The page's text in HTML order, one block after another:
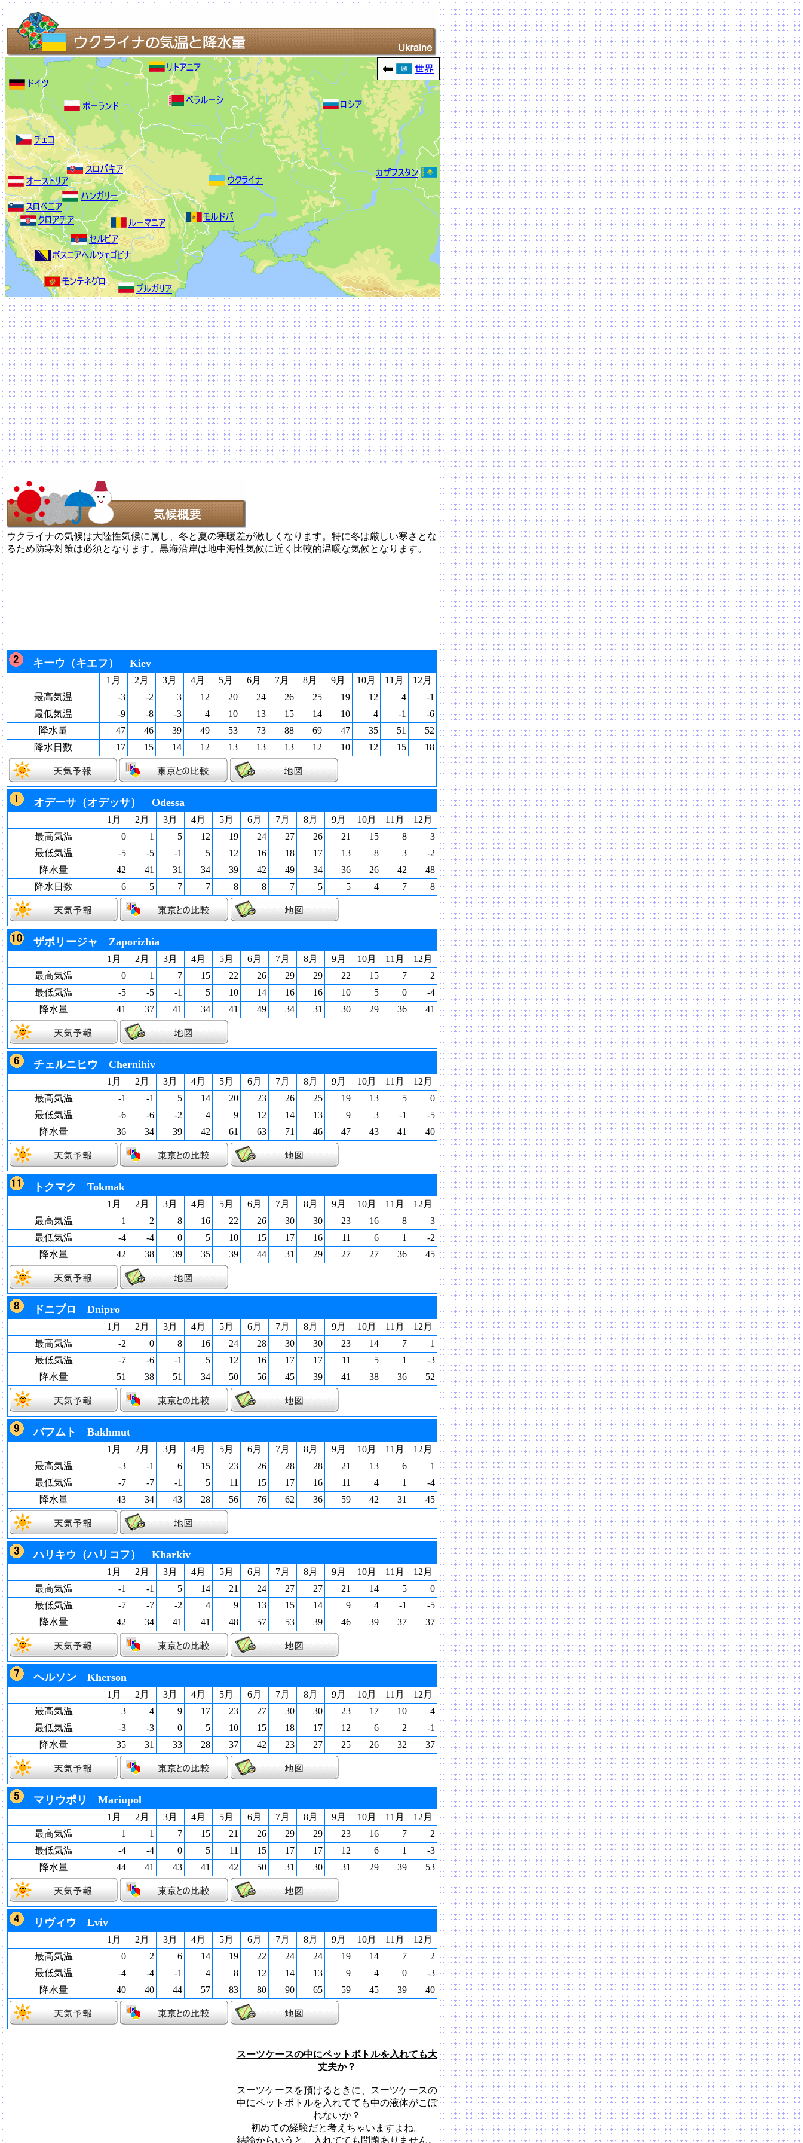
ウクライナの気候は大陸性気候に属し、冬と夏の寒暖差が激しくなります。特に冬は厳しい寒さとな
るため防寒対策は必須となります。黒海沿岸は地中海性気候に近く比較的温暖な気候となります。
キーウ（キエフ） Kiev
1月 2月 3月 4月 5月 6月 7月 8月 9月 10月 11月
12月
最高気温
-3 -2 3 12 20 24 26 25 19 12 4
-1
最低気温
-9 -8 -3 4 10 13 15 14 10 4 -1
-6
降水量
47 46 39 49 53 73 88 69 47 35 51
52
降水日数
17 15 14 12 13 13 13 12 10 12 15 18
オデーサ（オデッサ） Odessa
1月 2月 3月 4月 5月 6月 7月 8月 9月 10月 11月
12月
最高気温
0 1 5 12 19 24 27 26 21 15 8
3
最低気温
-5 -5 -1 5 12 16 18 17 13 8 3
-2
降水量
42 41 31 34 39 42 49 34 36 26 42
48
降水日数
6 5 7 7 8 8 7 5 5 4 7 8
ザポリージャ Zaporizhia
1月 2月 3月 4月 5月 6月 7月 8月 9月 10月 11月
12月
最高気温
0 1 7 15 22 26 29 29 22 15 7
2
最低気温
-5 -5 -1 5 10 14 16 16 10 5 0
-4
降水量
41 37 41 34 41 49 34 31 30 29 36 41
チェルニヒウ Chernihiv
1月 2月 3月 4月 5月 6月 7月 8月 9月 10月 11月
12月
最高気温
-1 -1 5 14 20 23 26 25 19 13 5
0
最低気温
-6 -6 -2 4 9 12 14 13 9 3 -1
-5
降水量
36 34 39 42 61 63 71 46 47 43 41 40
トクマク Tokmak
1月 2月 3月 4月 5月 6月 7月 8月 9月 10月 11月
12月
最高気温
1 2 8 16 22 26 30 30 23 16 8
3
最低気温
-4 -4 0 5 10 15 17 16 11 6 1
-2
降水量
42 38 39 35 39 44 31 29 27 27 36 45
ドニプロ Dnipro
1月 2月 3月 4月 5月 6月 7月 8月 9月 10月 11月
12月
最高気温
-2 0 8 16 24 28 30 30 23 14 7
1
最低気温
-7 -6 -1 5 12 16 17 17 11 5 1
-3
降水量
51 38 51 34 50 56 45 39 41 38 36 52
バフムト Bakhmut
1月 2月 3月 4月 5月 6月 7月 8月 9月 10月 11月
12月
最高気温
-3 -1 6 15 23 26 28 28 21 13 6
1
最低気温
-7 -7 -1 5 11 15 17 16 11 4 1
-4
降水量
43 34 43 28 56 76 62 36 59 42 31 45
ハリキウ（ハリコフ） Kharkiv
1月 2月 3月 4月 5月 6月 7月 8月 9月 10月 11月
12月
最高気温
-1 -1 5 14 21 24 27 27 21 14 5
0
最低気温
-7 -7 -2 4 9 13 15 14 9 4 -1
-5
降水量
42 34 41 41 48 57 53 39 46 39 37 37
ヘルソン Kherson
1月 2月 3月 4月 5月 6月 7月 8月 9月 10月 11月
12月
最高気温
3 4 9 17 23 27 30 30 23 17 10
4
最低気温
-3 -3 0 5 10 15 18 17 12 6 2
-1
降水量
35 31 33 28 37 42 23 27 25 26 32 37
マリウポリ Mariupol
1月 2月 3月 4月 5月 6月 7月 8月 9月 10月 11月
12月
最高気温
1 1 7 15 21 26 29 29 23 16 7
2
最低気温
-4 -4 0 5 11 15 17 17 12 6 1
-3
降水量
44 41 43 41 42 50 31 30 31 29 39 53
リヴィウ Lviv
1月 2月 3月 4月 5月 6月 7月 8月 9月 10月 11月
12月
最高気温
0 2 6 14 19 22 24 24 19 14 7
2
最低気温
-4 -4 -1 4 8 12 14 13 9 4 0
-3
降水量
40 40 44 57 83 80 90 65 59 45 39 40
スーツケースの中にペットボトルを入れても大
丈夫か？
スーツケースを預けるときに、スーツケースの
中にペットボトルを入れてても中の液体がこぼ
れないか？
初めての経験だと考えちゃいますよね。
結論からいうと、入れてても問題ありません。